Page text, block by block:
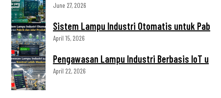
June 27, 2026
Sistem Lampu Industri Otomatis untuk Pab
April 15, 2026
Pengawasan Lampu Industri Berbasis IoT u
April 22, 2026